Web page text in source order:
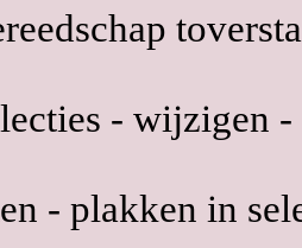
- wijzigen
- plakken in